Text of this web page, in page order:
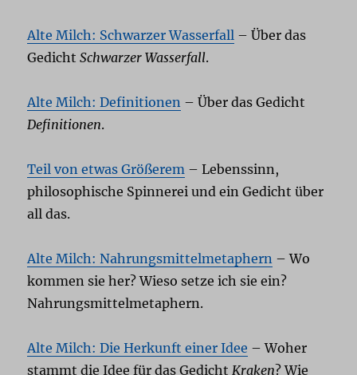
Alte Milch: Schwarzer Wasserfall – Über das
GedichtSchwarzer Wasserfall.
Alte Milch: Definitionen – Über das Gedicht
Definitionen.
Teil von etwas Größerem – Lebenssinn,
philosophische Spinnerei und ein Gedicht über
all das.
Alte Milch: Nahrungsmittelmetaphern – Wo
kommen sie her? Wieso setze ich sie ein?
Nahrungsmittelmetaphern.
Alte Milch: Die Herkunft einer Idee – Woher
stammt die Idee für das GedichtKraken? Wie